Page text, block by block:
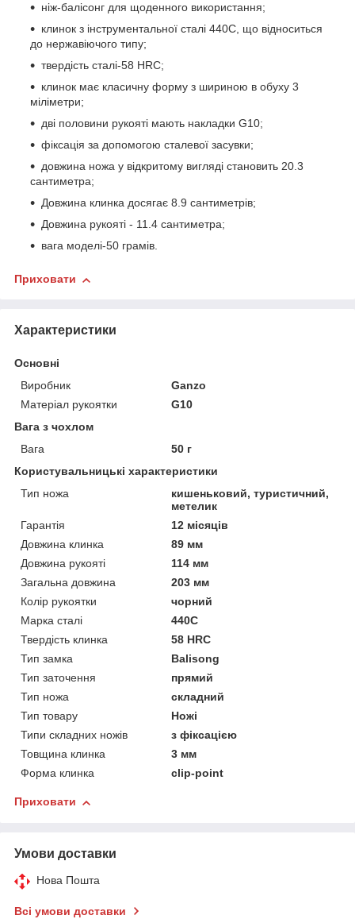
ніж-балісонг для щоденного використання;
клинок з інструментальної сталі 440С, що відноситься
до нержавіючого типу;
твердість сталі-58 HRC;
клинок має класичну форму з шириною в обуху 3
міліметри;
дві половини рукояті мають накладки G10;
фіксація за допомогою сталевої засувки;
довжина ножа у відкритому вигляді становить 20.3
сантиметра;
Довжина клинка досягає 8.9 сантиметрів;
Довжина рукояті - 11.4 сантиметра;
вага моделі-50 грамів.
Приховати
Характеристики
Основні
Виробник
Ganzo
Матеріал рукоятки
G10
Вага з чохлом
Вага
50 г
Користувальницькі характеристики
Тип ножа
кишеньковий, туристичний,
метелик
Гарантія
12 місяців
Довжина клинка
89 мм
Довжина рукояті
114 мм
Загальна довжина
203 мм
Колір рукоятки
чорний
Марка сталі
440С
Твердість клинка
58 HRC
Тип замка
Balisong
Тип заточення
прямий
Тип ножа
складний
Тип товару
Ножі
Типи складних ножів
з фіксацією
Товщина клинка
3 мм
Форма клинка
clip-point
Приховати
Умови доставки
Нова Пошта
Всі умови доставки